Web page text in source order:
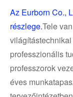
Az Eurborn Co.,
részlege.Tele
professzionális
professzorok
éves